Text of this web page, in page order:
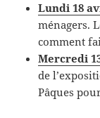
Lundi 18
ménagers.
comment
Mercredi
de
Pâques